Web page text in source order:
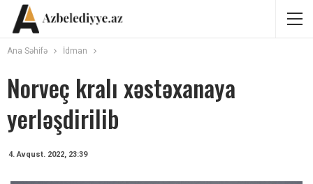
Ana Səhifə İdman
Norveç kralı xəstəxanaya
yerləşdirilib
4. Avqust. 2022, 23:39